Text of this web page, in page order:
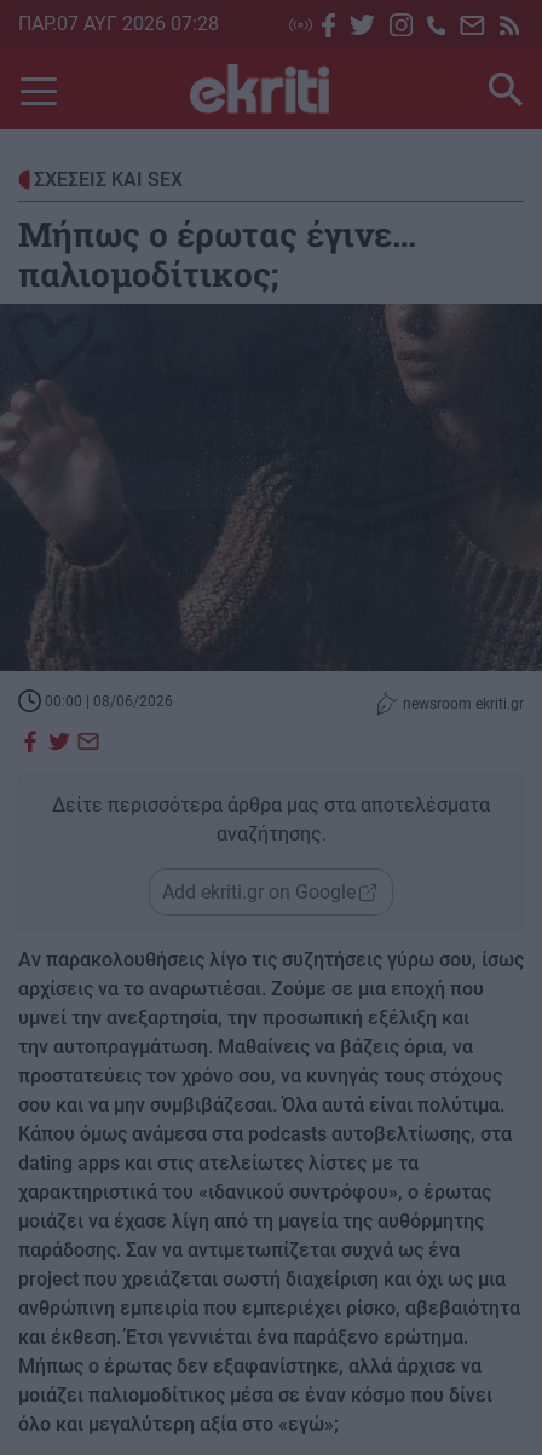
Skip
main
content
ΠΑΡ.07 ΑΥΓ 2026 07:28
ΣΧΕΣΕΙΣ ΚΑΙ SEX
Μήπως ο έρωτας έγινε…
παλιομοδίτικος;
00:00 | 08/06/2026 newsroom ekriti.gr
Δείτε περισσότερα άρθρα μας στα αποτελέσματα
αναζήτησης.
Add ekriti.gr on Google
Αν παρακολουθήσεις λίγο τις συζητήσεις γύρω σου, ίσως
αρχίσεις να το αναρωτιέσαι. Ζούμε σε μια εποχή που
υμνεί την ανεξαρτησία, την προσωπική εξέλιξη και
την αυτοπραγμάτωση. Μαθαίνεις να βάζεις όρια, να
προστατεύεις τον χρόνο σου, να κυνηγάς τους στόχους
σου και να μην συμβιβάζεσαι. Όλα αυτά είναι πολύτιμα.
Κάπου όμως ανάμεσα στα podcasts αυτοβελτίωσης, στα
dating apps και στις ατελείωτες λίστες με τα
χαρακτηριστικά του «ιδανικού συντρόφου», ο έρωτας
μοιάζει να έχασε λίγη από τη μαγεία της αυθόρμητης
παράδοσης. Σαν να αντιμετωπίζεται συχνά ως ένα
project που χρειάζεται σωστή διαχείριση και όχι ως μια
ανθρώπινη εμπειρία που εμπεριέχει ρίσκο, αβεβαιότητα
και έκθεση. Έτσι γεννιέται ένα παράξενο ερώτημα.
Μήπως ο έρωτας δεν εξαφανίστηκε, αλλά άρχισε να
μοιάζει παλιομοδίτικος μέσα σε έναν κόσμο που δίνει
όλο και μεγαλύτερη αξία στο «εγώ»;